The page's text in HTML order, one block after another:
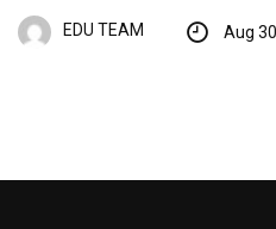
EDU TEAM Aug